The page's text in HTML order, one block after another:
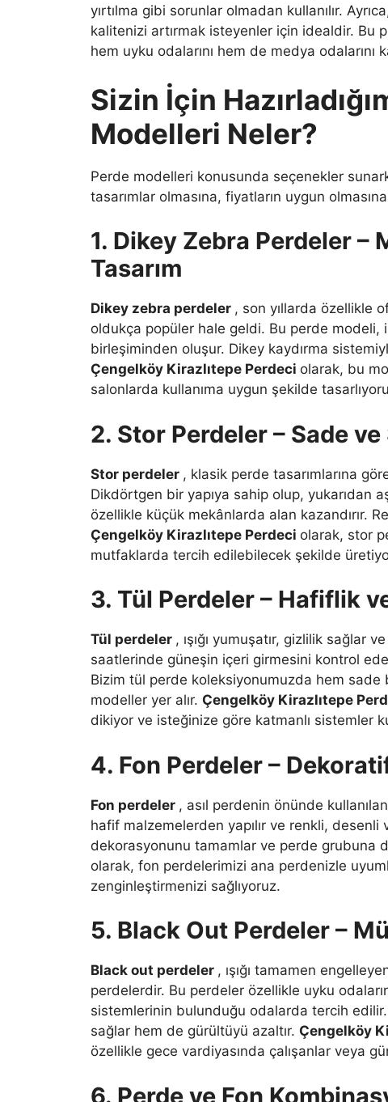
yırtılma gibi sorunlar olmadan kullanılır.
kalitenizi artırmak isteyenler için idealdir. Bu
hem uyku odalarını hem de medya
Sizin İçin
Modelleri Neler?
Perde modelleri konusunda seçenekler
tasarımlar olmasına, fiyatların uygun
1. Dikey Zebra Perdeler –
Tasarım
Dikey zebra perdeler , son yıllarda özellikle
oldukça popüler hale geldi. Bu perde modeli,
birleşiminden oluşur. Dikey kaydırma
Çengelköy Kirazlıtepe Perdeci olarak, bu
salonlarda kullanıma uygun şekilde
2. Stor Perdeler – Sade ve
Stor perdeler , klasik perde tasarımlarına
Dikdörtgen bir yapıya sahip olup, yukarıdan
özellikle küçük mekânlarda alan kazandırır.
Çengelköy Kirazlıtepe Perdeci olarak, stor
mutfaklarda tercih edilebilecek şekilde
3. Tül Perdeler – Hafiflik
Tül perdeler , ışığı yumuşatır, gizlilik sağlar
saatlerinde güneşin içeri girmesini kontrol
Bizim tül perde koleksiyonumuzda hem
modeller yer alır. Çengelköy Kirazlıtepe
dikiyor ve isteğinize göre katmanlı sistemler
4. Fon Perdeler –
Fon perdeler , asıl perdenin önünde
hafif malzemelerden yapılır ve renkli,
dekorasyonunu tamamlar ve perde grubuna
olarak, fon perdelerimizi ana perdenizle
zenginleştirmenizi sağlıyoruz.
5. Black Out Perdeler –
Black out perdeler , ışığı tamamen
perdelerdir. Bu perdeler özellikle uyku
sistemlerinin bulunduğu odalarda tercih edilir.
sağlar hem de gürültüyü azaltır. Çengelköy
özellikle gece vardiyasında çalışanlar veya
6. Perde ve Fon